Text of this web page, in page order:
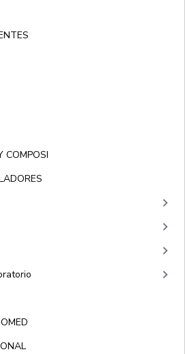
COMPOSI
keyboard_arrow_right
keyboard_arrow_right
keyboard_arrow_right
keyboard_arrow_right